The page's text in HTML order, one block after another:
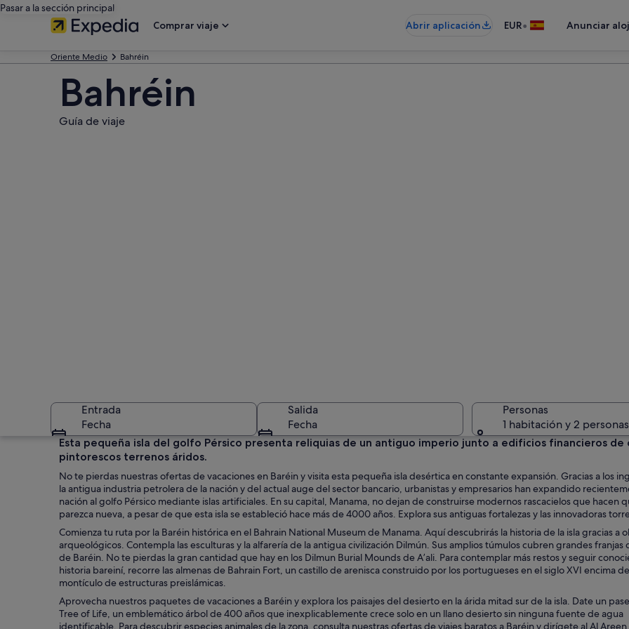
Pasar a la sección principal
Comprar viaje
Abrir aplicación EUR• Anunciar
Oriente Medio Bahréin
Bahréin
Guía de viaje
Un paseo marítimo con barandilla de cristal, palmeras y un rascacielos moderno al fondo.
Una
Entrada
Fecha
Salida
Fecha
Personas
1 habitación y 2 personas
Esta pequeña isla del golfo Pérsico presenta reliquias de un antiguo imperio junto a edificios financieros de
pintorescos terrenos áridos.
No te pierdas nuestras ofertas de vacaciones en Baréin y visita esta pequeña isla desértica en constante expansión. Gracias a los
la antigua industria petrolera de la nación y del actual auge del sector bancario, urbanistas y empresarios han expandido
nación al golfo Pérsico mediante islas artificiales. En su capital, Manama, no dejan de construirse modernos rascacielos que hacen
parezca nueva, a pesar de que esta isla se estableció hace más de 4000 años. Explora sus antiguas fortalezas y las innovadoras
Comienza tu ruta por la Baréin histórica en el Bahrain National Museum de Manama. Aquí descubrirás la historia de la isla gracias a
arqueológicos. Contempla las esculturas y la alfarería de la antigua civilización Dilmún. Sus amplios túmulos cubren grandes franjas
de Baréin. No te pierdas la gran cantidad que hay en los Dilmun Burial Mounds de A’ali. Para contemplar más restos y seguir
historia bareiní, recorre las almenas de Bahrain Fort, un castillo de arenisca construido por los portugueses en el siglo XVI encima
montículo de estructuras preislámicas.
Aprovecha nuestros paquetes de vacaciones a Baréin y explora los paisajes del desierto en la árida mitad sur de la isla. Date un
Tree of Life, un emblemático árbol de 400 años que inexplicablemente crece solo en un llano desierto sin ninguna fuente de agua
identificable. Para descubrir especies animales de la zona, consulta nuestras ofertas de viajes baratos a Baréin y dirígete al Al